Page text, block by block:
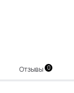
Отзывы 0